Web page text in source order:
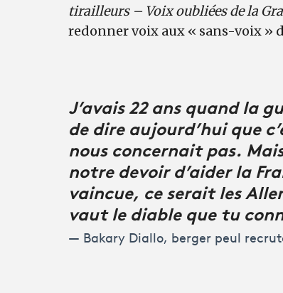
tirailleurs – Voix oubliées de la
redonner voix aux « sans-voix »
J’avais 22 ans quand la
de dire aujourd’hui que
nous concernait pas.
notre devoir d’aider la
vaincue, ce serait les
vaut le diable que tu
Bakary Diallo, berger peul